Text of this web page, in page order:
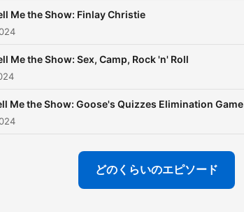
Me the Show: Finlay Christie
Me the Show: Sex, Camp, Rock 'n' Roll
Me the Show: Goose's Quizzes Elimination Game
どのくらいのエピソード